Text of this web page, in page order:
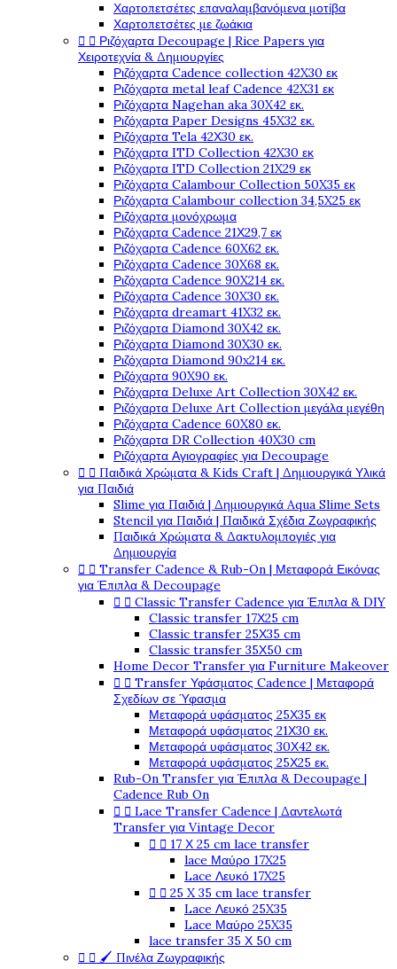
Χαρτοπετσέτες επαναλαμβανόμενα μοτίβα
Χαρτοπετσέτες με ζωάκια
  Ριζόχαρτα Decoupage | Rice Papers για
Χειροτεχνία & Δημιουργίες
Ριζόχαρτα Cadence collection 42X30 εκ
Ριζόχαρτα metal leaf Cadence 42X31 εκ
Ριζόχαρτα Nagehan aka 30X42 εκ.
Ριζόχαρτα Paper Designs 45X32 εκ.
Ριζόχαρτα Tela 42Χ30 εκ.
Ριζόχαρτα ITD Collection 42X30 εκ
Ριζόχαρτα ITD Collection 21X29 εκ
Ριζόχαρτα Calambour Collection 50X35 εκ
Ριζόχαρτα Calambour collection 34,5X25 εκ
Ριζόχαρτα μονόχρωμα
Ριζόχαρτα Cadence 21Χ29,7 εκ
Ριζόχαρτα Cadence 60X62 εκ.
Ριζόχαρτα Cadence 30X68 εκ.
Ριζόχαρτα Cadence 90X214 εκ.
Ριζόχαρτα Cadence 30X30 εκ.
Ριζόχαρτα dreamart 41X32 εκ.
Ριζόχαρτα Diamond 30X42 εκ.
Ριζόχαρτα Diamond 30X30 εκ.
Ριζόχαρτα Diamond 90x214 εκ.
Ριζόχαρτα 90X90 εκ.
Ριζόχαρτα Deluxe Art Collection 30X42 εκ.
Ριζόχαρτα Deluxe Art Collection μεγάλα μεγέθη
Ριζόχαρτα Cadence 60X80 εκ.
Ριζόχαρτα DR Collection 40X30 cm
Ριζόχαρτα Αγιογραφίες για Decoupage
  Παιδικά Χρώματα & Kids Craft | Δημιουργικά Υλικά
για Παιδιά
Slime για Παιδιά | Δημιουργικά Aqua Slime Sets
Stencil για Παιδιά | Παιδικά Σχέδια Ζωγραφικής
Παιδικά Χρώματα & Δακτυλομπογιές για
Δημιουργία
  Transfer Cadence & Rub-On | Μεταφορά Εικόνας
για Έπιπλα & Decoupage
  Classic Transfer Cadence για Έπιπλα & DIY
Classic transfer 17Χ25 cm
Classic transfer 25Χ35 cm
Classic transfer 35Χ50 cm
Home Decor Transfer για Furniture Makeover
  Transfer Υφάσματος Cadence | Μεταφορά
Σχεδίων σε Ύφασμα
Μεταφορά υφάσματος 25Χ35 εκ
Μεταφορά υφάσματος 21Χ30 εκ.
Μεταφορά υφάσματος 30Χ42 εκ.
Μεταφορά υφάσματος 25Χ25 εκ.
Rub-On Transfer για Έπιπλα & Decoupage |
Cadence Rub On
  Lace Transfer Cadence | Δαντελωτά
Transfer για Vintage Decor
  17 Χ 25 cm lace transfer
lace Μαύρο 17X25
Lace Λευκό 17X25
  25 X 35 cm lace transfer
Lace Λευκό 25X35
Lace Μαύρο 25X35
lace transfer 35 Χ 50 cm
  🖌️ Πινέλα Ζωγραφικής